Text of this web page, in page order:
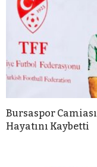
Bursaspor
Hayatını Kaybetti